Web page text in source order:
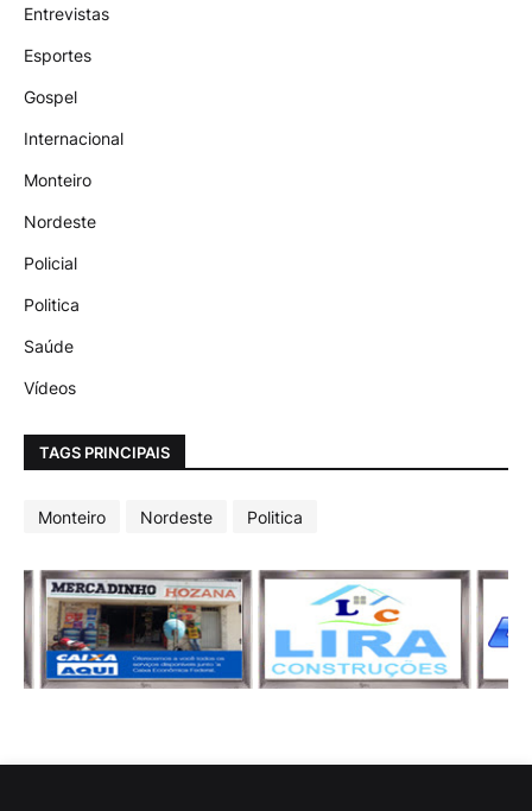
Entrevistas
Esportes
Gospel
Internacional
Monteiro
Nordeste
Policial
Politica
Saúde
Vídeos
TAGS PRINCIPAIS
Monteiro Nordeste Politica